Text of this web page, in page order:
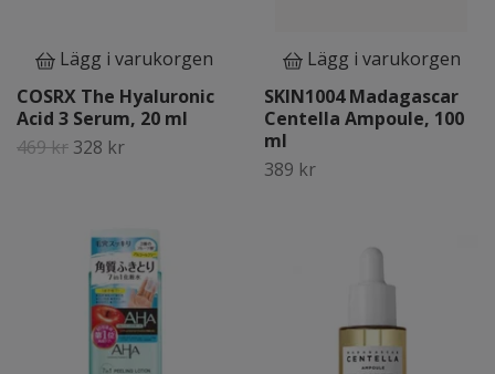
Lägg i varukorgen
COSRX The Hyaluronic
Acid 3 Serum, 20 ml
469 kr 328 kr
Lägg i varukorgen
SKIN1004 Madagascar
Centella Ampoule, 100
ml
389 kr